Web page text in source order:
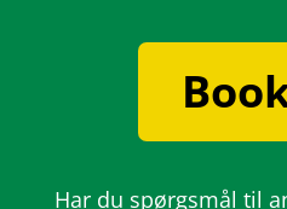
Har du spørgsmål til